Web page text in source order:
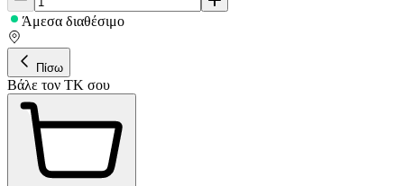
Άμεσα διαθέσιμο
Πίσω
Βάλε τον ΤΚ σου